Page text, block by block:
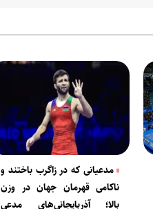
مدعیانی که در زاگرب باختند و
ناکامی قهرمان جهان در وزن
بالا؛ آذربایجانی‌های مدعی